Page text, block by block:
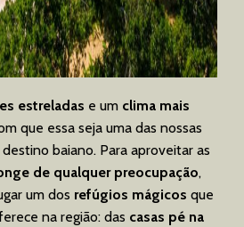
estreladas e um clima mais
que essa seja uma das nossas
baiano. Para aproveitar as
de qualquer preocupação,
um dos refúgios mágicos que
na região: das casas pé na